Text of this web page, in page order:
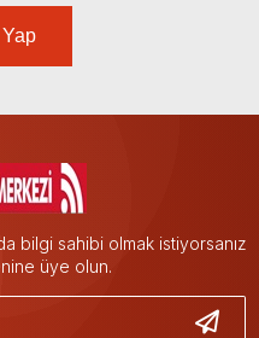
bilgi sahibi olmak istiyorsanız
üye olun.